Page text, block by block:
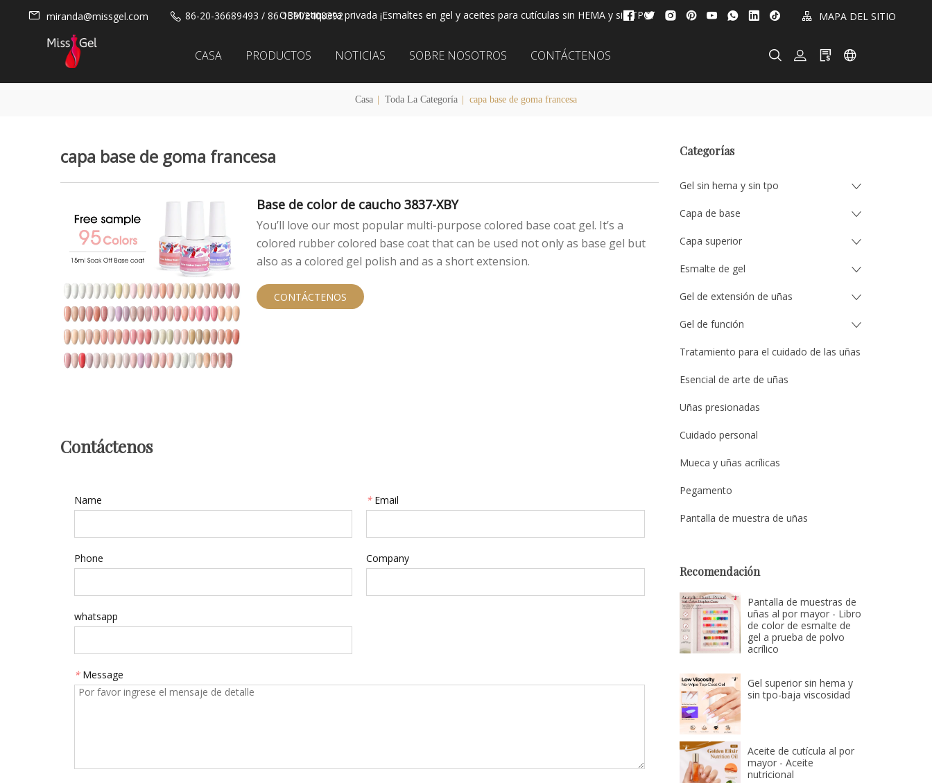
miranda@missgel.com 86-20-36689493 / 86-13902408392OEM/etiqueta privada ¡Esmaltes en gel y aceites para cutículas sin HEMA y sin TPO! MAPA DEL SITIO
CASA PRODUCTOS NOTICIAS SOBRE NOSOTROS CONTÁCTENOS
Casa Toda La Categoría capa base de goma francesa
capa base de goma francesa
Base de color de caucho 3837-XBY
You’ll love our most popular multi-purpose colored base coat gel. It’s a
colored rubber colored base coat that can be used not only as base gel but
also as a colored gel polish and as a short extension.
CONTÁCTENOS
Contáctenos
Name * Email
Phone Company
whatsapp
* Message
Categorías
Gel sin hema y sin tpo
Capa de base
Capa superior
Esmalte de gel
Gel de extensión de uñas
Gel de función
Tratamiento para el cuidado de las uñas
Esencial de arte de uñas
Uñas presionadas
Cuidado personal
Mueca y uñas acrílicas
Pegamento
Pantalla de muestra de uñas
Recomendación
Pantalla de muestras de
uñas al por mayor - Libro
de color de esmalte de
gel a prueba de polvo
acrílico
Gel superior sin hema y
sin tpo-baja viscosidad
Aceite de cutícula al por
mayor - Aceite
nutricional